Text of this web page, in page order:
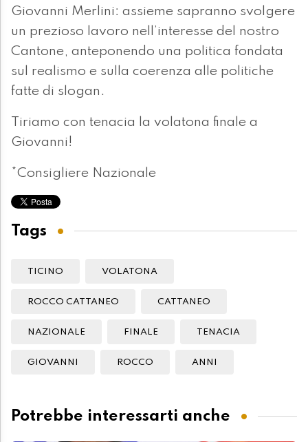
Giovanni Merlini: assieme sapranno svolgere
un prezioso lavoro nell’interesse del nostro
Cantone, anteponendo una politica fondata
sul realismo e sulla coerenza alle politiche
fatte di slogan.
Tiriamo con tenacia la volatona finale a
Giovanni!
*Consigliere Nazionale
Tags
TICINO VOLATONA
ROCCO CATTANEO CATTANEO
NAZIONALE FINALE TENACIA
GIOVANNI ROCCO ANNI
Potrebbe interessarti anche